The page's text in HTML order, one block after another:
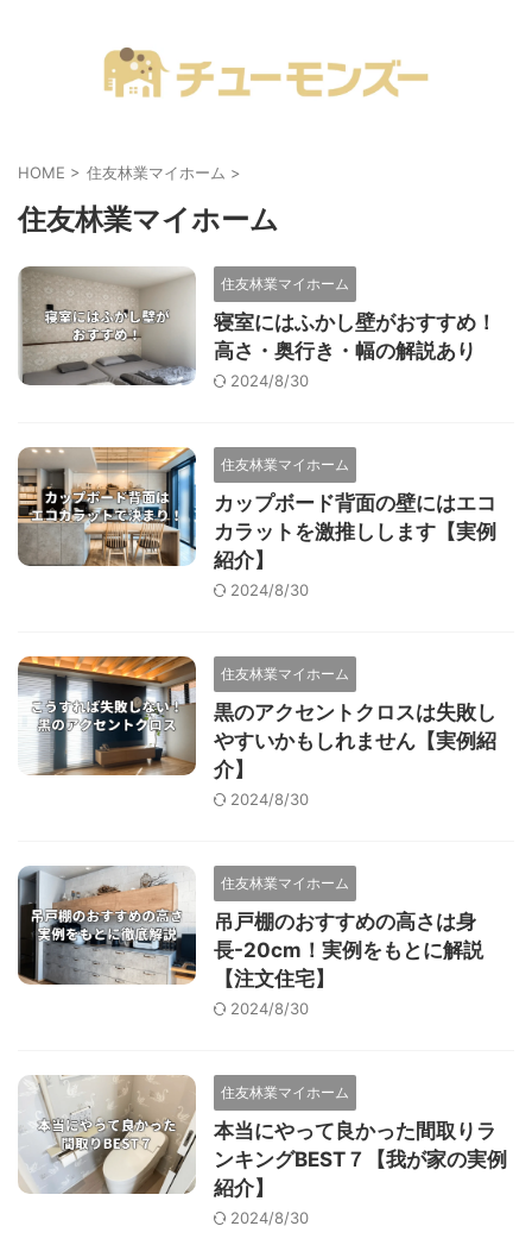
HOME > 住友林業マイホーム >
住友林業マイホーム
住友林業マイホーム
寝室にはふかし壁がおすすめ！
高さ・奥行き・幅の解説あり
2024/8/30
住友林業マイホーム
カップボード背面の壁にはエコ
カラットを激推しします【実例
紹介】
2024/8/30
住友林業マイホーム
黒のアクセントクロスは失敗し
やすいかもしれません【実例紹
介】
2024/8/30
住友林業マイホーム
吊戸棚のおすすめの高さは身
長-20cm！実例をもとに解説
【注文住宅】
2024/8/30
住友林業マイホーム
本当にやって良かった間取りラ
ンキングBEST７【我が家の実例
紹介】
2024/8/30